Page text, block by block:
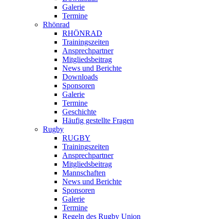
Galerie
Termine
Rhönrad
RHÖNRAD
Trainingszeiten
Ansprechpartner
Mitgliedsbeitrag
News und Berichte
Downloads
Sponsoren
Galerie
Termine
Geschichte
Häufig gestellte Fragen
Rugby
RUGBY
Trainingszeiten
Ansprechpartner
Mitgliedsbeitrag
Mannschaften
News und Berichte
Sponsoren
Galerie
Termine
Regeln des Rugby Union